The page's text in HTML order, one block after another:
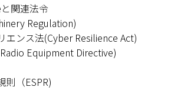
関連法令
Regulation)
エンス法(Cyber Resilience Act)
Equipment Directive)
則（ESPR)